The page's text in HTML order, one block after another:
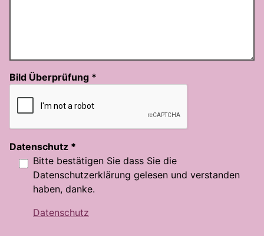
Bild Überprüfung *
Datenschutz *
Bitte bestätigen Sie dass Sie die
Datenschutzerklärung gelesen und verstanden
haben, danke.
Datenschutz